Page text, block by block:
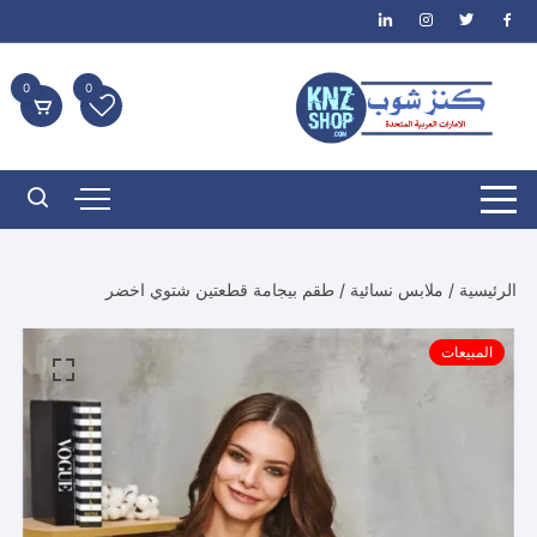
التجاوز
إلى
0
0
الرئيسية / ملابس نسائية / طقم بيجامة قطعتين شتوي اخضر
المبيعات